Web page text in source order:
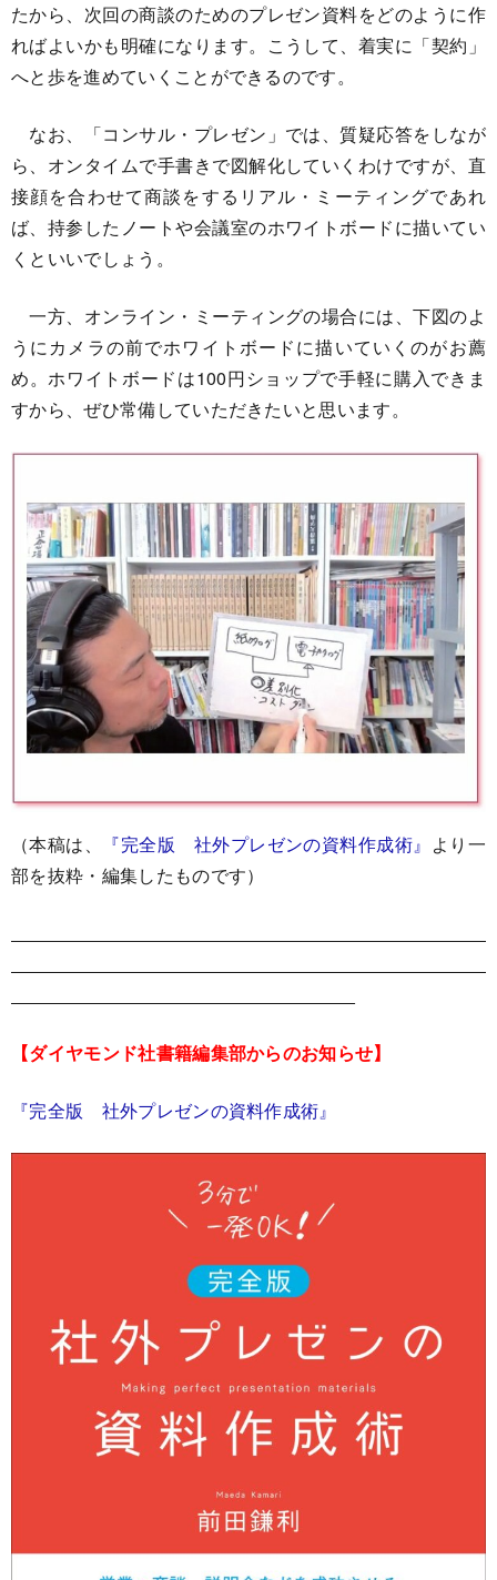
たから、次回の商談のためのプレゼン資料をどのように作
ればよいかも明確になります。こうして、着実に「契約」
へと歩を進めていくことができるのです。
なお、「コンサル・プレゼン」では、質疑応答をしなが
ら、オンタイムで手書きで図解化していくわけですが、直
接顔を合わせて商談をするリアル・ミーティングであれ
ば、持参したノートや会議室のホワイトボードに描いてい
くといいでしょう。
一方、オンライン・ミーティングの場合には、下図のよ
うにカメラの前でホワイトボードに描いていくのがお薦
め。ホワイトボードは100円ショップで手軽に購入できま
すから、ぜひ常備していただきたいと思います。
（本稿は、 『完全版 社外プレゼンの資料作成術』 より一
部を抜粋・編集したものです）
【ダイヤモンド社書籍編集部からのお知らせ】
『完全版 社外プレゼンの資料作成術』